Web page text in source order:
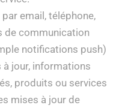
par email, téléphone,
de communication
notifications push)
jour, informations
produits ou services
mises à jour de